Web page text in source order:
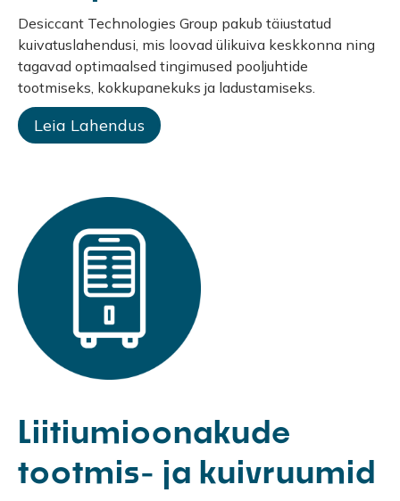
Desiccant Technologies Group pakub täiustatud
kuivatuslahendusi, mis loovad ülikuiva keskkonna ning
tagavad optimaalsed tingimused pooljuhtide
tootmiseks, kokkupanekuks ja ladustamiseks.
Leia Lahendus
Liitiumioonakude
tootmis- ja kuivruumid